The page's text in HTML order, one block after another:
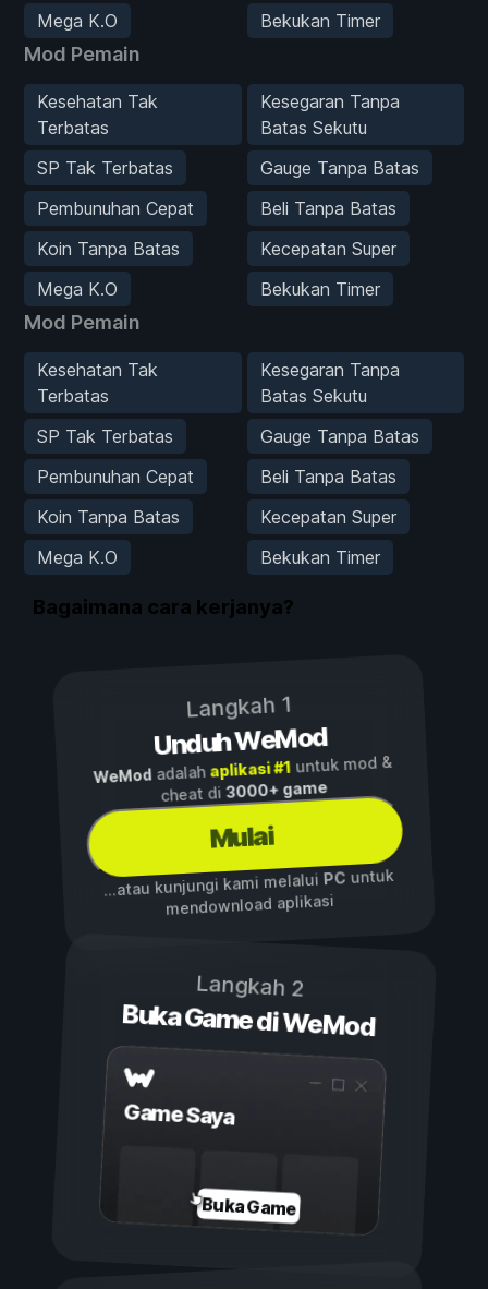
Mega K.O
Bekukan Timer
Mod Pemain
Kesehatan Tak
Terbatas
Kesegaran Tanpa
Batas Sekutu
SP Tak Terbatas
Gauge Tanpa Batas
Pembunuhan Cepat
Beli Tanpa Batas
Koin Tanpa Batas
Kecepatan Super
Mega K.O
Bekukan Timer
Mod Pemain
Kesehatan Tak
Terbatas
Kesegaran Tanpa
Batas Sekutu
SP Tak Terbatas
Gauge Tanpa Batas
Pembunuhan Cepat
Beli Tanpa Batas
Koin Tanpa Batas
Kecepatan Super
Mega K.O
Bekukan Timer
Bagaimana cara kerjanya?
Langkah 1
Unduh WeMod
WeModadalah aplikasi #1untuk mod &
cheat di3000+ game
Mulai
...atau kunjungi kami melalui PCuntuk
mendownload aplikasi
Langkah 2
Buka Game di WeMod
Game Saya
Buka Game